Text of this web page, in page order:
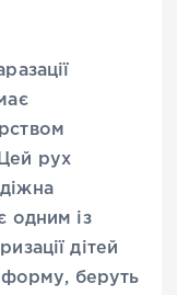
рух
одним із
дітей
форму, беруть